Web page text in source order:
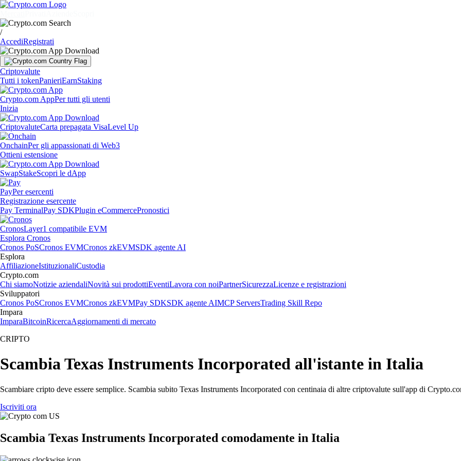
/
AccediRegistrati
Criptovalute
Tutti i tokenPanieriEarnStaking
Crypto.com AppPer tutti gli utenti
Inizia
CriptovaluteCarta prepagata VisaLevel Up
OnchainPer gli appassionati di Web3
Ottieni estensione
SwapStakeScopri le dApp
PayPer esercenti
Registrazione esercente
Pay TerminalPay SDKPlugin eCommercePronostici
CronosLayer1 compatibile EVM
Esplora Cronos
Cronos PoSCronos EVMCronos zkEVMSDK agente AI
Esplora
AffiliazioneIstituzionaliCustodia
Crypto.com
Chi siamoNotizie aziendaliNovità sui prodottiEventiLavora con noiPartnerSicurezzaLicenze e registrazioni
Sviluppatori
Cronos PoSCronos EVMCronos zkEVMPay SDKSDK agente AIMCP ServersTrading Skill Repo
Impara
ImparaBitcoinRicercaAggiornamenti di mercato
CRIPTO
Scambia Texas Instruments Incorporated all'istante in Italia
Scambiare cripto deve essere semplice. Scambia subito Texas Instruments Incorporated con centinaia di altre criptovalute sull'app di
Iscriviti ora
Scambia Texas Instruments Incorporated comodamente in Italia